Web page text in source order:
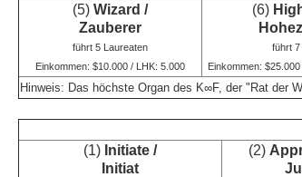
(5) Wizard /
Zauberer
führt 5 Laureaten
Einkommen: $10.000 / LHK: 5.000
(6)
führt
Einkommen:
Hinweis: Das höchste Organ des K∞F, der "Rat der
(1) Initiate /
Initiat
(2)